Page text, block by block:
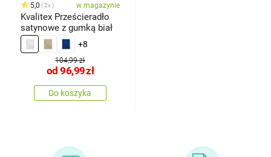
5,0 2x w magazynie
Kvalitex Prześcieradło
satynowe z gumką biał
+8
104,99 zł
od 96,99zł
Do koszyka